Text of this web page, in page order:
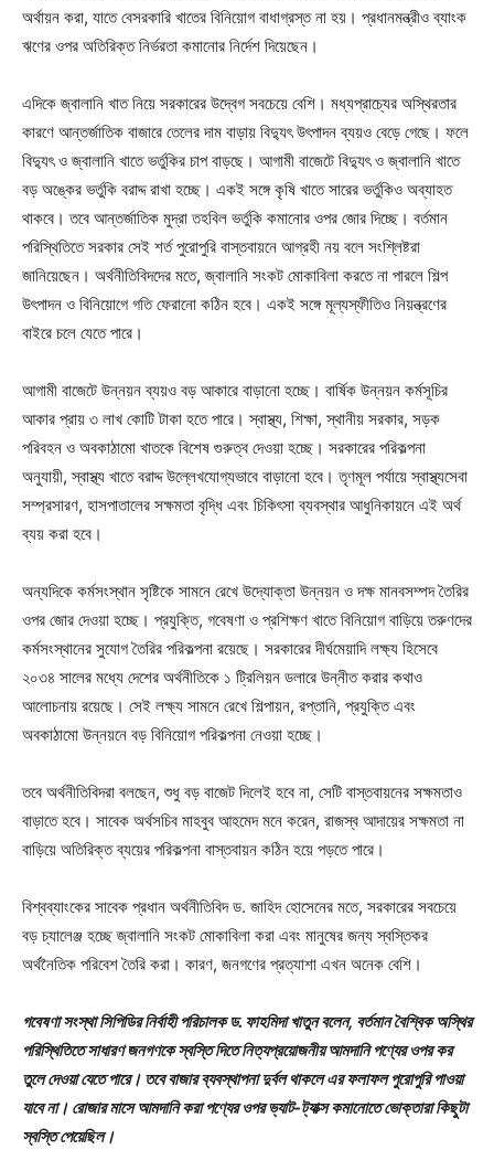
অর্থায়ন করা, যাতে বেসরকারি খাতের বিনিয়োগ বাধাগ্রস্ত না হয়। প্রধানমন্ত্রীও ব্যাংক
ঋণের ওপর অতিরিক্ত নির্ভরতা কমানোর নির্দেশ দিয়েছেন।
এদিকে জ্বালানি খাত নিয়ে সরকারের উদ্বেগ সবচেয়ে বেশি। মধ্যপ্রাচ্যের অস্থিরতার
কারণে আন্তর্জাতিক বাজারে তেলের দাম বাড়ায় বিদ্যুৎ উৎপাদন ব্যয়ও বেড়ে গেছে। ফলে
বিদ্যুৎ ও জ্বালানি খাতে ভর্তুকির চাপ বাড়ছে। আগামী বাজেটে বিদ্যুৎ ও জ্বালানি খাতে
বড় অঙ্কের ভর্তুকি বরাদ্দ রাখা হচ্ছে। একই সঙ্গে কৃষি খাতে সারের ভর্তুকিও অব্যাহত
থাকবে। তবে আন্তর্জাতিক মুদ্রা তহবিল ভর্তুকি কমানোর ওপর জোর দিচ্ছে। বর্তমান
পরিস্থিতিতে সরকার সেই শর্ত পুরোপুরি বাস্তবায়নে আগ্রহী নয় বলে সংশ্লিষ্টরা
জানিয়েছেন। অর্থনীতিবিদদের মতে, জ্বালানি সংকট মোকাবিলা করতে না পারলে শিল্প
উৎপাদন ও বিনিয়োগে গতি ফেরানো কঠিন হবে। একই সঙ্গে মূল্যস্ফীতিও নিয়ন্ত্রণের
বাইরে চলে যেতে পারে।
আগামী বাজেটে উন্নয়ন ব্যয়ও বড় আকারে বাড়ানো হচ্ছে। বার্ষিক উন্নয়ন কর্মসূচির
আকার প্রায় ৩ লাখ কোটি টাকা হতে পারে। স্বাস্থ্য, শিক্ষা, স্থানীয় সরকার, সড়ক
পরিবহন ও অবকাঠামো খাতকে বিশেষ গুরুত্ব দেওয়া হচ্ছে। সরকারের পরিকল্পনা
অনুযায়ী, স্বাস্থ্য খাতে বরাদ্দ উল্লেখযোগ্যভাবে বাড়ানো হবে। তৃণমূল পর্যায়ে স্বাস্থ্যসেবা
সম্প্রসারণ, হাসপাতালের সক্ষমতা বৃদ্ধি এবং চিকিৎসা ব্যবস্থার আধুনিকায়নে এই অর্থ
ব্যয় করা হবে।
অন্যদিকে কর্মসংস্থান সৃষ্টিকে সামনে রেখে উদ্যোক্তা উন্নয়ন ও দক্ষ মানবসম্পদ তৈরির
ওপর জোর দেওয়া হচ্ছে। প্রযুক্তি, গবেষণা ও প্রশিক্ষণ খাতে বিনিয়োগ বাড়িয়ে তরুণদের
কর্মসংস্থানের সুযোগ তৈরির পরিকল্পনা রয়েছে। সরকারের দীর্ঘমেয়াদি লক্ষ্য হিসেবে
২০৩৪ সালের মধ্যে দেশের অর্থনীতিকে ১ ট্রিলিয়ন ডলারে উন্নীত করার কথাও
আলোচনায় রয়েছে। সেই লক্ষ্য সামনে রেখে শিল্পায়ন, রপ্তানি, প্রযুক্তি এবং
অবকাঠামো উন্নয়নে বড় বিনিয়োগ পরিকল্পনা নেওয়া হচ্ছে।
তবে অর্থনীতিবিদরা বলছেন, শুধু বড় বাজেট দিলেই হবে না, সেটি বাস্তবায়নের সক্ষমতাও
বাড়াতে হবে। সাবেক অর্থসচিব মাহবুব আহমেদ মনে করেন, রাজস্ব আদায়ের সক্ষমতা না
বাড়িয়ে অতিরিক্ত ব্যয়ের পরিকল্পনা বাস্তবায়ন কঠিন হয়ে পড়তে পারে।
বিশ্বব্যাংকের সাবেক প্রধান অর্থনীতিবিদ ড. জাহিদ হোসেনের মতে, সরকারের সবচেয়ে
বড় চ্যালেঞ্জ হচ্ছে জ্বালানি সংকট মোকাবিলা করা এবং মানুষের জন্য স্বস্তিকর
অর্থনৈতিক পরিবেশ তৈরি করা। কারণ, জনগণের প্রত্যাশা এখন অনেক বেশি।
গবেষণা সংস্থা সিপিডির নির্বাহী পরিচালক ড. ফাহমিদা খাতুন বলেন, বর্তমান বৈশ্বিক অস্থির
পরিস্থিতিতে সাধারণ জনগণকে স্বস্তি দিতে নিত্যপ্রয়োজনীয় আমদানি পণ্যের ওপর কর
তুলে দেওয়া যেতে পারে। তবে বাজার ব্যবস্থাপনা দুর্বল থাকলে এর ফলাফল পুরোপুরি পাওয়া
যাবে না। রোজার মাসে আমদানি করা পণ্যের ওপর ভ্যাট-ট্যাক্স কমানোতে ভোক্তারা কিছুটা
স্বস্তি পেয়েছিল।